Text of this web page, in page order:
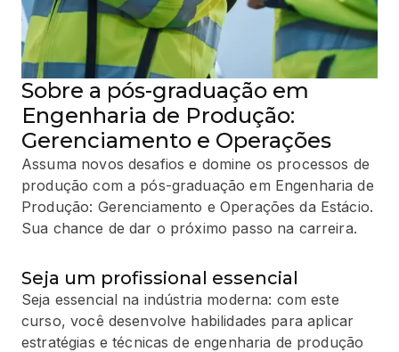
Sobre a pós-graduação em
Engenharia de Produção:
Gerenciamento e Operações
Assuma novos desafios e domine os processos de
produção com a pós-graduação em Engenharia de
Produção: Gerenciamento e Operações da Estácio.
Sua chance de dar o próximo passo na carreira.
Seja um profissional essencial
Seja essencial na indústria moderna: com este
curso, você desenvolve habilidades para aplicar
estratégias e técnicas de engenharia de produção